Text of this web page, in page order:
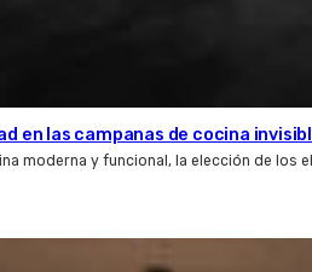
en las campanas de cocina
moderna y funcional, la elección de los